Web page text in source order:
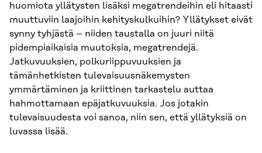
huomiota yllätysten lisäksi megatrendeihin eli hitaasti
muuttuviin laajoihin kehityskulkuihin? Yllätykset eivät
synny tyhjästä – niiden taustalla on juuri niitä
pidempiaikaisia muutoksia, megatrendejä.
Jatkuvuuksien, polkuriippuvuuksien ja
tämänhetkisten tulevaisuusnäkemysten
ymmärtäminen ja kriittinen tarkastelu auttaa
hahmottamaan epäjatkuvuuksia. Jos jotakin
tulevaisuudesta voi sanoa, niin sen, että yllätyksiä on
luvassa lisää.